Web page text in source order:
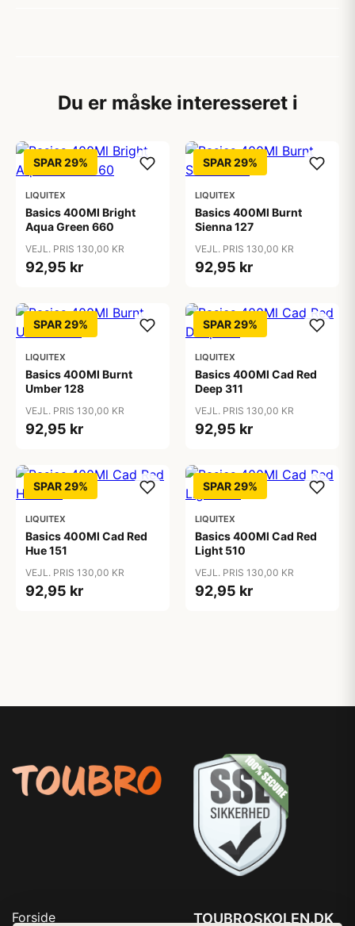
Du er måske interesseret i
SPAR 29%
LIQUITEX
Basics 400Ml Bright
Aqua Green 660
VEJL. PRIS 130,00 KR
92,95 kr
SPAR 29%
LIQUITEX
Basics 400Ml Burnt
Sienna 127
VEJL. PRIS 130,00 KR
92,95 kr
SPAR 29%
LIQUITEX
Basics 400Ml Burnt
Umber 128
VEJL. PRIS 130,00 KR
92,95 kr
SPAR 29%
LIQUITEX
Basics 400Ml Cad Red
Deep 311
VEJL. PRIS 130,00 KR
92,95 kr
SPAR 29%
LIQUITEX
Basics 400Ml Cad Red
Hue 151
VEJL. PRIS 130,00 KR
92,95 kr
SPAR 29%
LIQUITEX
Basics 400Ml Cad Red
Light 510
VEJL. PRIS 130,00 KR
92,95 kr
Forside TOUBROSKOLEN.DK